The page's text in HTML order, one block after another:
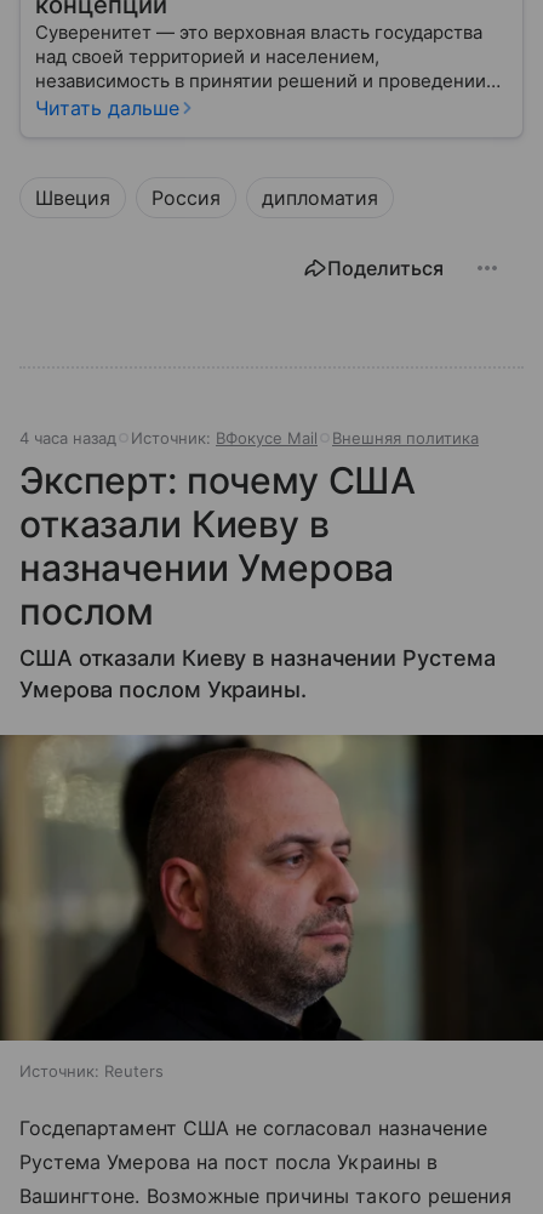
Суверенитет — это верховная власть государства
над своей территорией и населением,
независимость в принятии решений и проведении
внешней политики.
Читать дальше
Швеция Россия дипломатия
Поделиться
4 часа назад Источник: ВФокусе Mail Внешняя политика
Эксперт: почему США
отказали Киеву в
назначении Умерова
послом
США отказали Киеву в назначении Рустема
Умерова послом Украины.
Источник: Reuters
Госдепартамент США не согласовал назначение
Рустема Умерова на пост посла Украины в
Вашингтоне. Возможные причины такого решения